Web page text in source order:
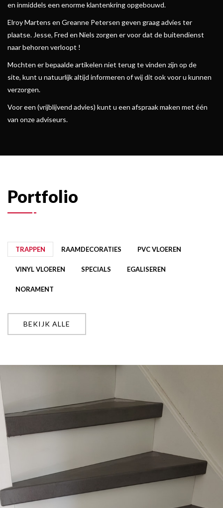
en inmiddels een enorme klantenkring opgebouwd.
Elroy Martens en Greanne Petersen geven graag advies ter
plaatse. Jesse, Fred en Niels zorgen er voor dat de buitendienst
naar behoren verloopt !
Mochten er bepaalde artikelen niet terug te vinden zijn op de
site, kunt u natuurlijk altijd informeren of wij dit ook voor u kunnen
verzorgen.
Voor een (vrijblijvend advies) kunt u een afspraak maken met één
van onze adviseurs.
Portfolio
TRAPPEN RAAMDECORATIES PVC VLOEREN
VINYL VLOEREN SPECIALS EGALISEREN
NORAMENT
BEKIJK ALLE